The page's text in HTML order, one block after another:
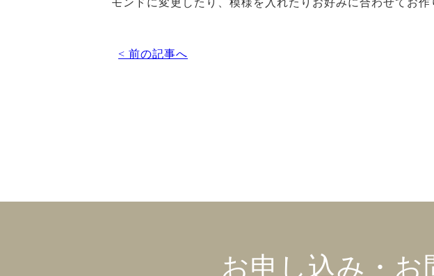
モンドに変更したり、模様を入れたりお好みに合わせてお作
< 前の記事へ
お申し込み・お